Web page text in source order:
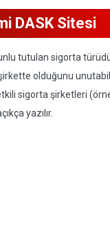
DASK Sitesi
tutulan sigorta
şirkette olduğunu
sigorta şirketleri
yazılır.